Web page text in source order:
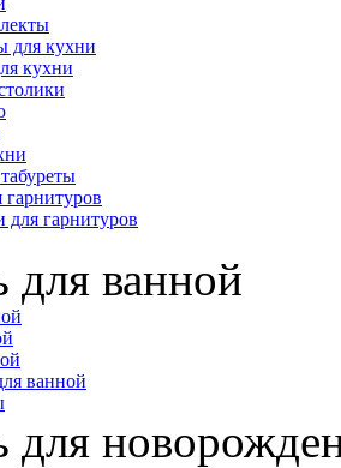
для кухни
кухни
гарнитуров
для ванной
ванной
для